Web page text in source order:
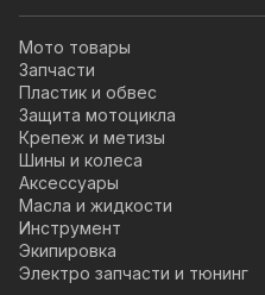
Мото товары
Запчасти
Пластик и обвес
Защита мотоцикла
Крепеж и метизы
Шины и колеса
Аксессуары
Масла и жидкости
Инструмент
Экипировка
Электро запчасти и тюнинг